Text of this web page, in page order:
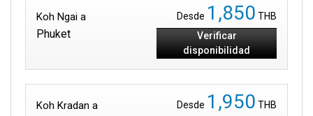
Koh Ngai a
Phuket
Desde 1,850 THB
Verificar
disponibilidad
Koh Kradan a Desde 1,950 THB